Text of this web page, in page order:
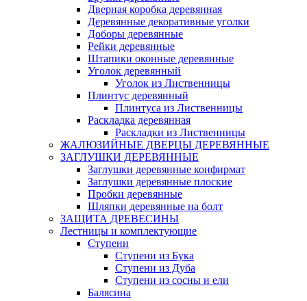
Дверная коробка деревянная
Деревянные декоративные уголки
Доборы деревянные
Рейки деревянные
Штапики оконные деревянные
Уголок деревянный
Уголок из Лиственницы
Плинтус деревянный
Плинтуса из Лиственницы
Раскладка деревянная
Раскладки из Лиственницы
ЖАЛЮЗИЙНЫЕ ДВЕРЦЫ ДЕРЕВЯННЫЕ
ЗАГЛУШКИ ДЕРЕВЯННЫЕ
Заглушки деревянные конфирмат
Заглушки деревянные плоские
Пробки деревянные
Шляпки деревянные на болт
ЗАЩИТА ДРЕВЕСИНЫ
Лестницы и комплектующие
Ступени
Ступени из Бука
Ступени из Дуба
Ступени из сосны и ели
Балясина